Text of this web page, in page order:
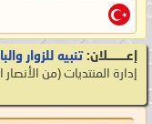
إعـــــــلان: تنبيه للزوار
إدارة المنتديات ‏(من الأنصار